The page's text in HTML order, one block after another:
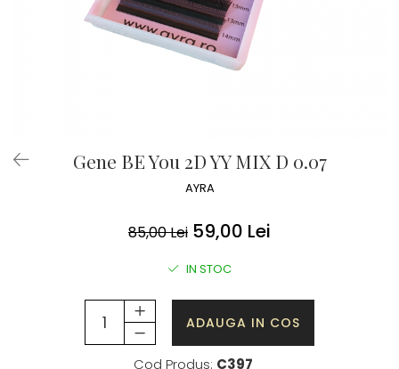
Gene BE You 2D YY MIX D 0.07
AYRA
85,00 Lei 59,00 Lei
IN STOC
ADAUGA IN COS
Cod Produs: C397